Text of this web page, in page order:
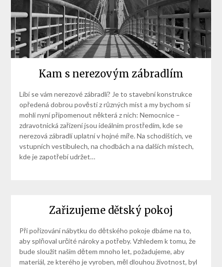
Kam s nerezovým zábradlím
Líbí se vám nerezové zábradlí? Je to stavební konstrukce
opředená dobrou pověstí z různých míst a my bychom si
mohli nyní připomenout některá z nich: Nemocnice –
zdravotnická zařízení jsou ideálním prostředím, kde se
nerezová zábradlí uplatní v hojné míře. Na schodištích, ve
vstupních vestibulech, na chodbách a na dalších místech,
kde je zapotřebí udržet…
Zařizujeme dětský pokoj
Při pořizování nábytku do dětského pokoje dbáme na to,
aby splňoval určité nároky a potřeby. Vzhledem k tomu, že
bude sloužit našim dětem mnoho let, požadujeme, aby
materiál, ze kterého je vyroben, měl dlouhou životnost, byl